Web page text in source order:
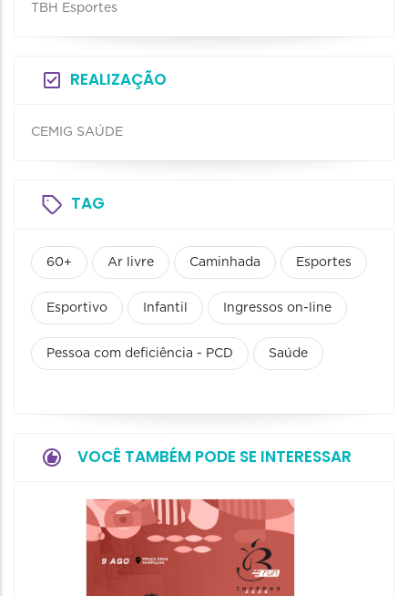
TBH Esportes
REALIZAÇÃO
CEMIG SAÚDE
TAG
60+ Ar livre Caminhada Esportes
Esportivo Infantil Ingressos on-line
Pessoa com deficiência - PCD Saúde
VOCÊ TAMBÉM PODE SE INTERESSAR